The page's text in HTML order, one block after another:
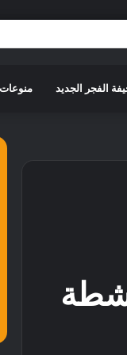
الفجر الجديد منوعات